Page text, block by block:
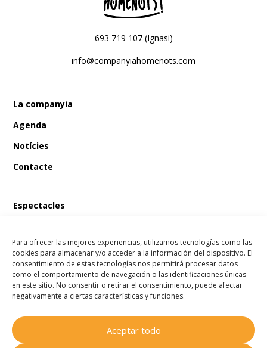
Para ofrecer las mejores experiencias, utilizamos tecnologías como las
cookies para almacenar y/o acceder a la información del dispositivo. El
consentimiento de estas tecnologías nos permitirá procesar datos
como el comportamiento de navegación o las identificaciones únicas
en este sitio. No consentir o retirar el consentimiento, puede afectar
negativamente a ciertas características y funciones.
Aceptar todo
693 719 107 (Ignasi)
info@companyiahomenots.com
La companyia
Agenda
Notícies
Contacte
Espectacles
En Bum i el llibre màgic de les fades
En Bum i l’estel dels desitjos
En Bum i el secret de l’amistat